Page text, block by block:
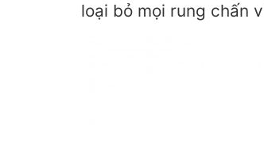
loại bỏ mọi rung chấn